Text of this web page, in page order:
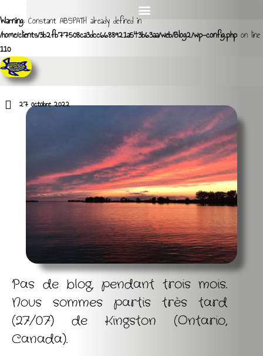
Warning: Constant ABSPATH already defined in
/home/clients/3b2fb77508ca3dcc6688921a543b63aa/web/Blog2/wp-config.phpon line
110
27 octobre 2022
Pas de blog, pendant trois mois.
Nous sommes partis très tard
(27/07) de Kingston (Ontario,
Canada).